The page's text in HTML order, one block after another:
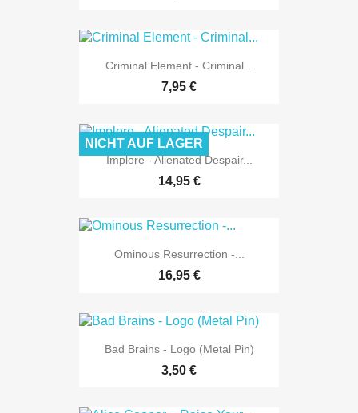
Criminal Element - Criminal...
7,95 €
Implore - Alienated Despair...
14,95 €
NICHT AUF LAGER
Ominous Resurrection -...
16,95 €
Bad Brains - Logo (Metal Pin)
3,50 €